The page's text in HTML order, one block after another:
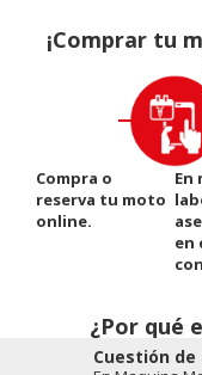
¡Comprar tu
Compra o
reserva tu moto
online.
En
en
¿Por qué
Cuestión de